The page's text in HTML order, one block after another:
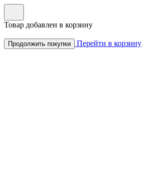
Товар добавлен в корзину
Продолжить покупки Перейти в корзину